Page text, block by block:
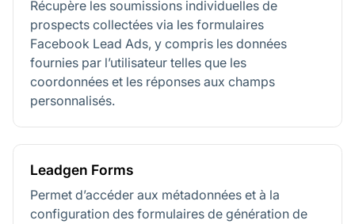
Récupère les soumissions individuelles de
prospects collectées via les formulaires
Facebook Lead Ads, y compris les données
fournies par l’utilisateur telles que les
coordonnées et les réponses aux champs
personnalisés.
Leadgen Forms
Permet d’accéder aux métadonnées et à la
configuration des formulaires de génération de